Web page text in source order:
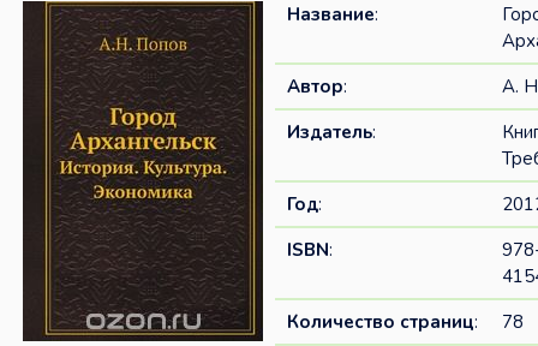
Название:
Автор:
А.
Издатель:
Год:
ISBN:
Количество страниц:
78